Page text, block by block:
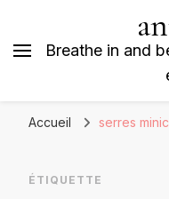
Breathe in and
Accueil serres
ÉTIQUETTE